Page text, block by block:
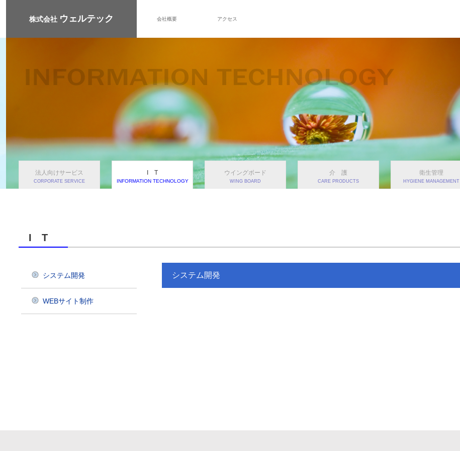
株式会社 ウェルテック 会社概要 アクセス
法人向けサービス
CORPORATE SERVICE
I T
INFORMATION TECHNOLOGY
ウイングボード
WING BOARD
介 護
CARE PRODUCTS
衛生管理
HYGIENE MANAGEMENT
I T
システム開発
WEBサイト制作
システム開発